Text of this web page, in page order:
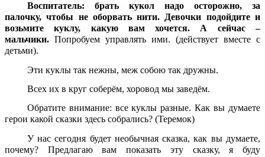
Воспитатель: брать кукол надо осторожно, за
палочку, чтобы не оборвать нити. Девочки подойдите и
возьмите куклу, какую вам хочется. А сейчас –
мальчики. Попробуем управлять ими. (действует вместе с
детьми).
Эти куклы так нежны, меж собою так дружны.
Всех их в круг соберём, хоровод мы заведём.
Обратите внимание: все куклы разные. Как вы думаете
герои какой сказки здесь собрались? (Теремок)
У нас сегодня будет необычная сказка, как вы думаете,
почему? Предлагаю вам показать эту сказку, я буду